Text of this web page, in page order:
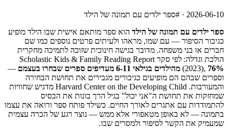
2026-06-10 · #ספר ילדים עם תמונה של הילד
ספר ילדים עם תמונה של הילד הוא ספר מותאם אישית שבו הילד מופיע
כגיבור הסיפור — עם שמו, מראהו ולעיתים פרטים נוספים כמו שם
חברים או בני משפחה. מדובר בגישה חינוכית שזוכה לתמיכה מחקרית
הולכת וגדלה: לפי סקר Scholastic Kids & Family Reading Report
(2023), 76% מהילדים בגילאי 6-11 מעדיפים ספרים שבחרו בעצמם
—
וספרים שבהם הם מופיעים כגיבורים מגבירים את תחושת הבחירה
והמעורבות. Harvard Center on the Developing Child מדגיש שחוויות
שמחזקות את תחושת ה"אני יכול" בגיל הרך בונות את הבסיס
להתמודדות עם אתגרים לאורך החיים. כשילד פותח ספר ורואה את עצמו
בתמונה — לא באופן מטאפורי אלא ממש — נוצר רגע של הכרה עצמית
שמעמיק את הקשר לסיפור ולמסרים שבו.